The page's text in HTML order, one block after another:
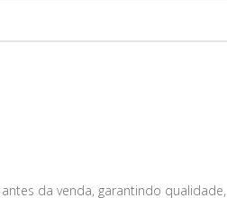
da venda, garantindo qualidade,